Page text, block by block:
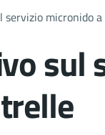
micronido
sul